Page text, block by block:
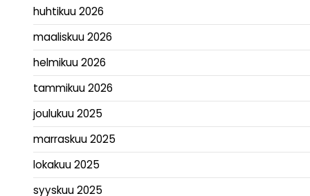
huhtikuu 2026
maaliskuu 2026
helmikuu 2026
tammikuu 2026
joulukuu 2025
marraskuu 2025
lokakuu 2025
syyskuu 2025